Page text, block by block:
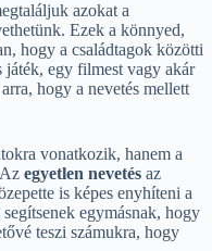
azokat a
Ezek a könnyed,
hogy a családtagok közötti
egy filmest vagy akár
hogy a nevetés mellett
vonatkozik, hanem a
egyetlen nevetés az
is képes enyhíteni a
egymásnak, hogy
teszi számukra, hogy